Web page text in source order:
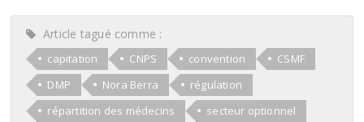
Article tagué comme :
capitation CNPS convention
CSMF
DMP
Nora Berra
régulation
répartition des médecins
secteur optionnel